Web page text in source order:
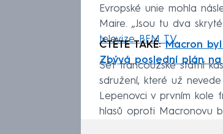
Evropské unie mohla
Maire. „Jsou tu dva
televize BFM TV.
ČTĚTE TAKÉ:Macron
Zbývá poslední plán
Šéf francouzské státní
sdružení, které už
Lepenovci v prvním kole
hlasů oproti Macronovu